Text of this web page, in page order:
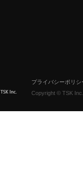
プライバシーポリシ
Copyright © TSK